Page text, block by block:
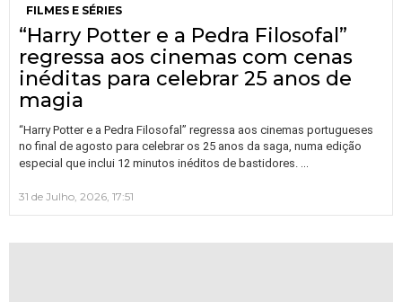
FILMES E SÉRIES
“Harry Potter e a Pedra Filosofal”
regressa aos cinemas com cenas
inéditas para celebrar 25 anos de
magia
“Harry Potter e a Pedra Filosofal” regressa aos cinemas portugueses
no final de agosto para celebrar os 25 anos da saga, numa edição
especial que inclui 12 minutos inéditos de bastidores.
31 de Julho, 2026, 17:51